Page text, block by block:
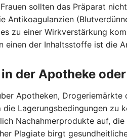
sollten das Präparat
Antikoagulanzien
zu einer Wirkverstärkung
einen der Inhaltsstoffe ist die
der Apotheke
Apotheken,
Lagerungsbedingungen zu
Nachahmerprodukte auf,
Plagiate birgt